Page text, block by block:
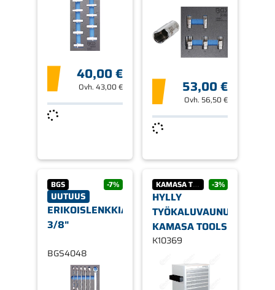
40,00 €
Ovh. 43,00 € 53,00 €
Ovh. 56,50 €
BGS -7%
UUTUUS
ERIKOISLENKKIAVAIMET
3/8"
BGS4048
KAMASA TOOLS -3%
HYLLY
TYÖKALUVAUNUIHIN
KAMASA TOOLS
K10369